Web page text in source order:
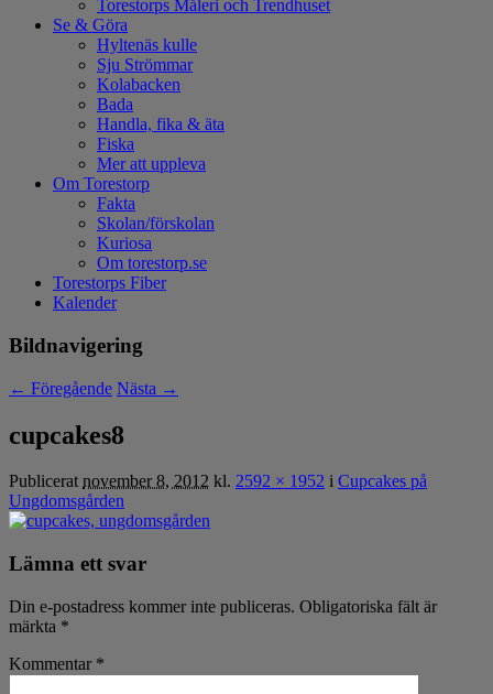
Torestorps Måleri och Trendhuset
Se & Göra
Hyltenäs kulle
Sju Strömmar
Kolabacken
Bada
Handla, fika & äta
Fiska
Mer att uppleva
Om Torestorp
Fakta
Skolan/förskolan
Kuriosa
Om torestorp.se
Torestorps Fiber
Kalender
Bildnavigering
← Föregående Nästa →
cupcakes8
Publiceratnovember 8, 2012 kl. 2592 × 1952 i Cupcakes på
Ungdomsgården
Lämna ett svar
Din e-postadress kommer inte publiceras. Obligatoriska fält är
märkta *
Kommentar *